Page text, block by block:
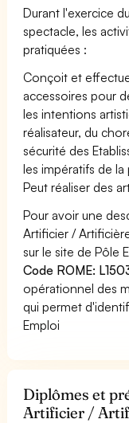
Durant l'exercice
spectacle, les
pratiquées :
Conçoit et
accessoires pour
les intentions
réalisateur, du
sécurité des
les impératifs de
Peut réaliser des
Pour avoir une
Artificier /
sur le site de Pôle
Code ROME:
opérationnel des
qui permet
Emploi
Diplômes et
Artificier /